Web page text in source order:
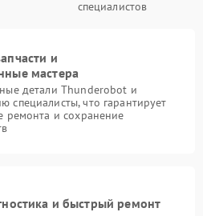
специалистов
и
мастера
детали Thunderobot и
что гарантирует
ремонта и сохранение
и быстрый ремонт